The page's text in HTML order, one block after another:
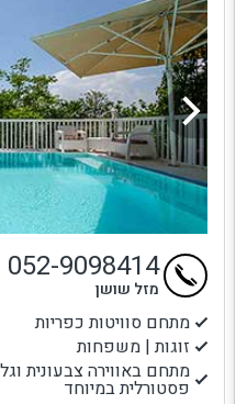
מתחם סוויטות כפריות
זוגות | משפחות
מתחם באווירה צבעונית
פסטורלית במיוחד
052-9098414
מזל שושן